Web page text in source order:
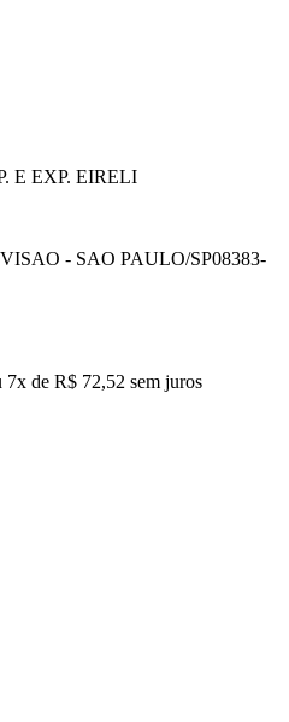
E EXP. EIRELI
- SAO PAULO/SP08383-
7x de R$ 72,52 sem juros